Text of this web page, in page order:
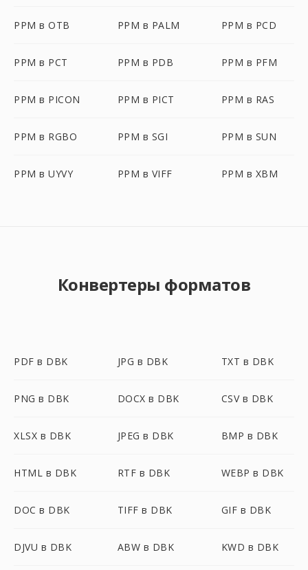
PPM в OTB PPM в PALM PPM в PCD
PPM в PCT PPM в PDB PPM в PFM
PPM в PICON PPM в PICT PPM в RAS
PPM в RGBO PPM в SGI PPM в SUN
PPM в UYVY PPM в VIFF PPM в XBM
Конвертеры форматов
PDF в DBK JPG в DBK TXT в DBK
PNG в DBK DOCX в DBK CSV в DBK
XLSX в DBK JPEG в DBK BMP в DBK
HTML в DBK RTF в DBK WEBP в DBK
DOC в DBK TIFF в DBK GIF в DBK
DJVU в DBK ABW в DBK KWD в DBK